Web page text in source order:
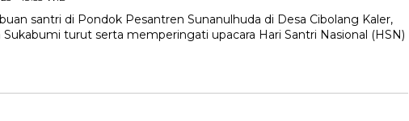
santri di Pondok Pesantren Sunanulhuda di Desa Cibolang Kaler,
turut serta memperingati upacara Hari Santri Nasional (HSN)